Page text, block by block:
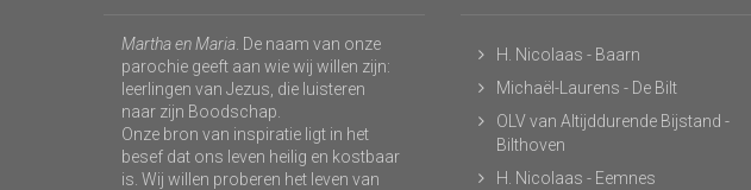
Martha en Maria . De naam van onze
parochie geeft aan wie wij willen zijn:
leerlingen van Jezus, die luisteren
naar zijn Boodschap.
Onze bron van inspiratie ligt in het
besef dat ons leven heilig en kostbaar
is. Wij willen proberen het leven van
H. Nicolaas - Baarn
Michaël-Laurens - De Bilt
OLV van Altijddurende Bijstand -
Bilthoven
H. Nicolaas - Eemnes